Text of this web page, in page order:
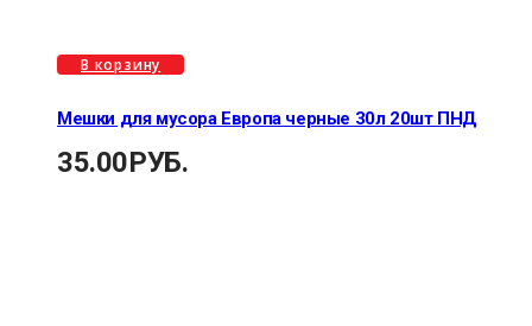
В корзину
Мешки для мусора Европа черные 30л 20шт ПНД
35.00РУБ.